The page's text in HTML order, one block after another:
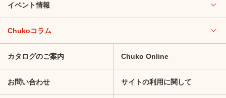
イベント情報
Chukoコラム
カタログのご案内 Chuko Online
お問い合わせ サイトの利用に関して